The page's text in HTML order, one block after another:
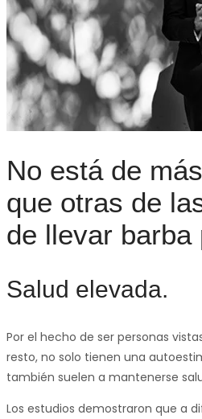
No está de
que otras de
de llevar barba
Salud elevada.
Por el hecho de ser personas
resto, no solo tienen una
también suelen a mantenerse
Los estudios demostraron que a